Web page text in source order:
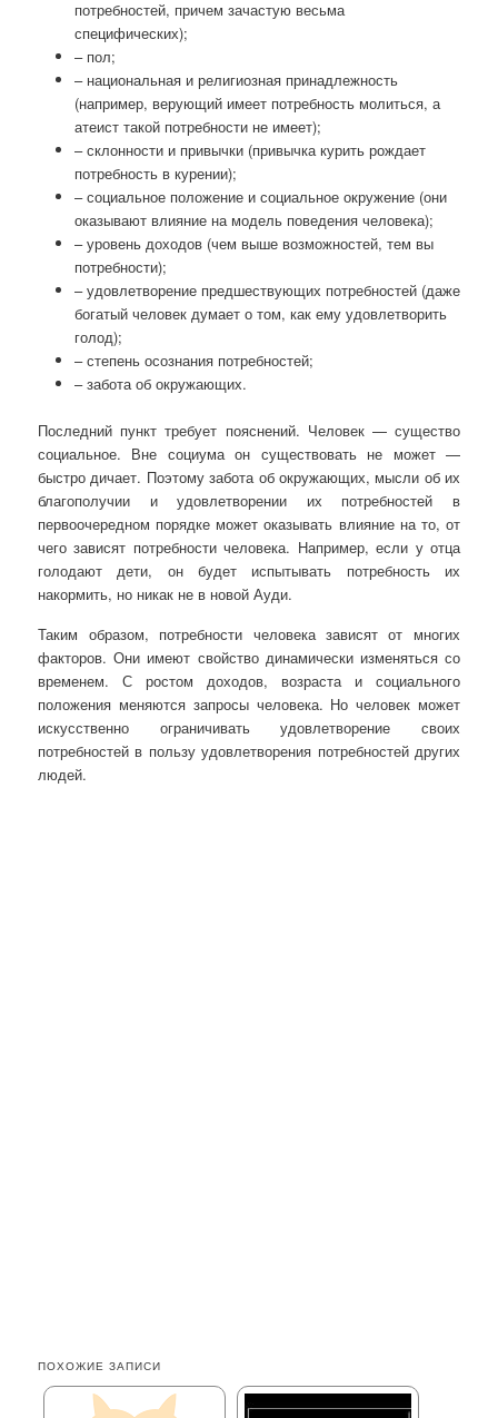
потребностей, причем зачастую весьма
специфических);
– пол;
– национальная и религиозная принадлежность
(например, верующий имеет потребность молиться, а
атеист такой потребности не имеет);
– склонности и привычки (привычка курить рождает
потребность в курении);
– социальное положение и социальное окружение (они
оказывают влияние на модель поведения человека);
– уровень доходов (чем выше возможностей, тем вы
потребности);
– удовлетворение предшествующих потребностей (даже
богатый человек думает о том, как ему удовлетворить
голод);
– степень осознания потребностей;
– забота об окружающих.
Последний пункт требует пояснений. Человек — существо
социальное. Вне социума он существовать не может —
быстро дичает. Поэтому забота об окружающих, мысли об их
благополучии и удовлетворении их потребностей в
первоочередном порядке может оказывать влияние на то, от
чего зависят потребности человека. Например, если у отца
голодают дети, он будет испытывать потребность их
накормить, но никак не в новой Ауди.
Таким образом, потребности человека зависят от многих
факторов. Они имеют свойство динамически изменяться со
временем. С ростом доходов, возраста и социального
положения меняются запросы человека. Но человек может
искусственно ограничивать удовлетворение своих
потребностей в пользу удовлетворения потребностей других
людей.
ПОХОЖИЕ ЗАПИСИ